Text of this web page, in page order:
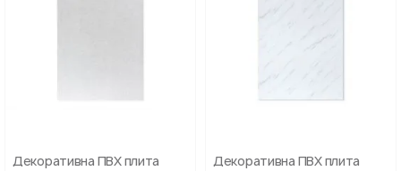
Декоративна ПВХ плита
Декоративна ПВХ плита